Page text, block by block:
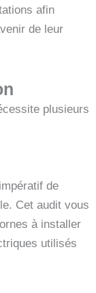
afin
de leur
plusieurs
de
Cet audit vous
à installer
utilisés